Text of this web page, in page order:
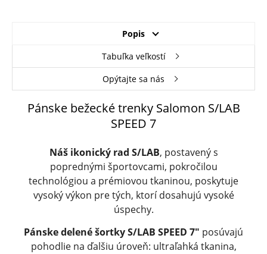
Popis
Tabuľka veľkostí
Opýtajte sa nás
Pánske bežecké trenky Salomon S/LAB
SPEED 7
Náš ikonický rad S/LAB, postavený s
poprednými športovcami, pokročilou
technológiou a prémiovou tkaninou, poskytuje
vysoký výkon pre tých, ktorí dosahujú vysoké
úspechy.
Pánske delené šortky S/LAB SPEED 7" posúvajú
pohodlie na ďalšiu úroveň: ultraľahká tkanina,